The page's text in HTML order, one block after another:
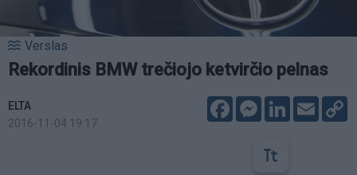
Verslas
Rekordinis BMW trečiojo ketvirčio pelnas
ELTA
2016-11-04 19:17
FacebookMessenger
LinkedIn
Email